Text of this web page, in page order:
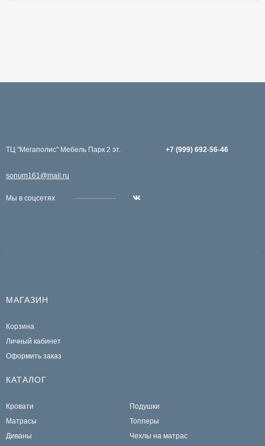
TЦ "Мегаполис" Мебель Парк 2 эт. +7 (999) 692-56-46
sonum161@mail.ru
Мы в соцсетях
МАГАЗИН
Корзина
Личный кабинет
Оформить заказ
КАТАЛОГ
Кровати
Матрасы
Диваны
Подушки
Топперы
Чехлы на матрас